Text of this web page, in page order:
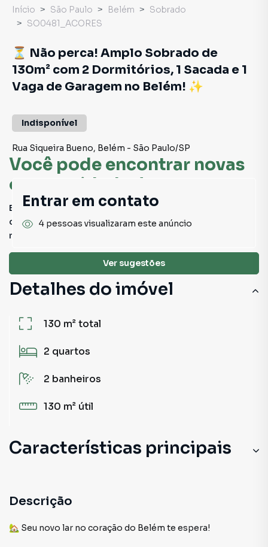
Você pode encontrar novas
oportunidades!
Este imóvel não está mais disponível, mas você pode
conferir outros em nosso site ou deixar seu contato para
receber mais informações.
Ver sugestões
Detalhes do imóvel
130 m²total
2 quartos
2 banheiros
130 m² útil
Características principais
Cerâmica
Descrição
🏡 Seu novo lar no coração do Belém te espera!
Início São Paulo Belém
Sobrado
SO0481_ACORES
⏳ Não perca! Amplo Sobrado de
130m² com 2 Dormitórios, 1 Sacada e 1
Vaga de Garagem no Belém! ✨
Indisponível
Rua Siqueira Bueno, Belém - São Paulo/SP
Entrar em contato
4 pessoas visualizaram este anúncio